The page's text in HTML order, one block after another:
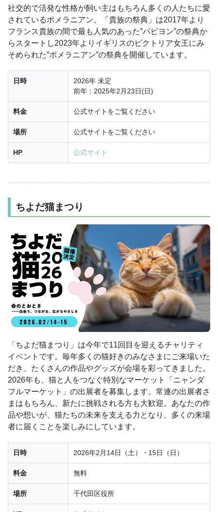
社交的で活発な性格が飼い主はもちろん多くの人たちに愛
されているポメラニアン。「貴族の祭典」は2017年より
フランス貴族の間で最も人気のあった”パピヨン”の祭典か
らスタートし2023年よりイギリスのビクトリア女王にみ
そめられた”ポメラニアン”の祭典を開催しています。
日時
2026年 未定
前年：2025年2月23日(日)
料金 公式サイトをご覧ください
場所 公式サイトをご覧ください
HP 公式サイト
ちよだ猫まつり
「ちよだ猫まつり」は今年で11回目を迎えるチャリティ
イベントです。毎年多くの猫好きのみなさまにご来場いた
だき、たくさんの作品やグッズが会場を彩ってきました。
2026年も、猫と人をつなぐ特別なマーケット「ニャンダ
フルマーケット」の出展者を募集します。常連の出展者さ
まはもちろん、新たに挑戦される方も大歓迎。あなたの作
品や想いが、猫たちの未来を支える力となり、多くの来場
者に届くことを楽しみにしています。
日時 2026年2月14日（土）・15日（日）
料金 無料
場所 千代田区役所